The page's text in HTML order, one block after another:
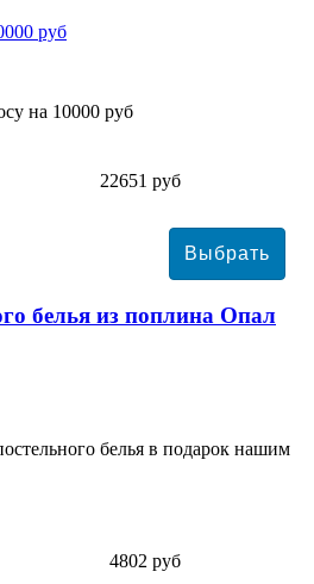
на 10000 руб
22651 руб
белья из поплина Опал
белья в подарок нашим
4802 руб